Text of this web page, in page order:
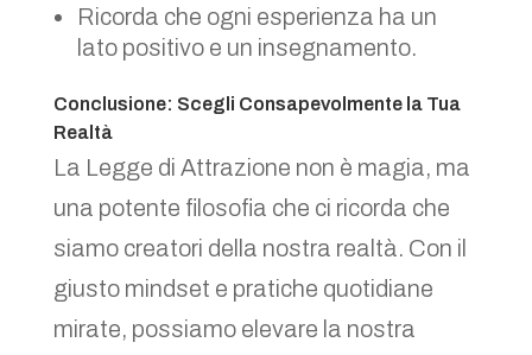
Ricorda che ogni esperienza ha un
lato positivo e un insegnamento.
Conclusione: Scegli Consapevolmente la Tua
Realtà
La Legge di Attrazione non è magia, ma
una potente filosofia che ci ricorda che
siamo creatori della nostra realtà. Con il
giusto mindset e pratiche quotidiane
mirate, possiamo elevare la nostra